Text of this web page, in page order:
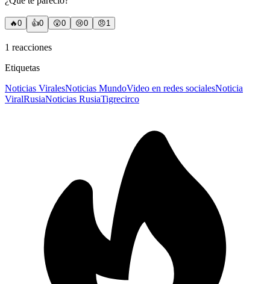
🔥0 👍0 😲0 😢0 😠1
1 reacciones
Etiquetas
Noticias ViralesNoticias MundoVideo en redes socialesNoticia
ViralRusiaNoticias RusiaTigrecirco